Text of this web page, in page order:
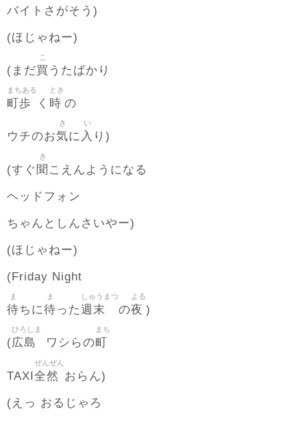
バイトさがそう)
(ほじゃねー)
(まだ買
こ
うたばかり
町歩
まちある
く 時
とき
の
ウチのお気
き
に 入
い
り)
(すぐ 聞
き
こえんようになる
ヘッドフォン
ちゃんとしんさいやー)
(ほじゃねー)
(Friday Night
待
ま
ちに待
ま
った週末
しゅうまつ
の夜
よる
)
(広島
ひろしま
ワシらの町
まち
TAXI全然
ぜんぜん
おらん)
(えっ おるじゃろ